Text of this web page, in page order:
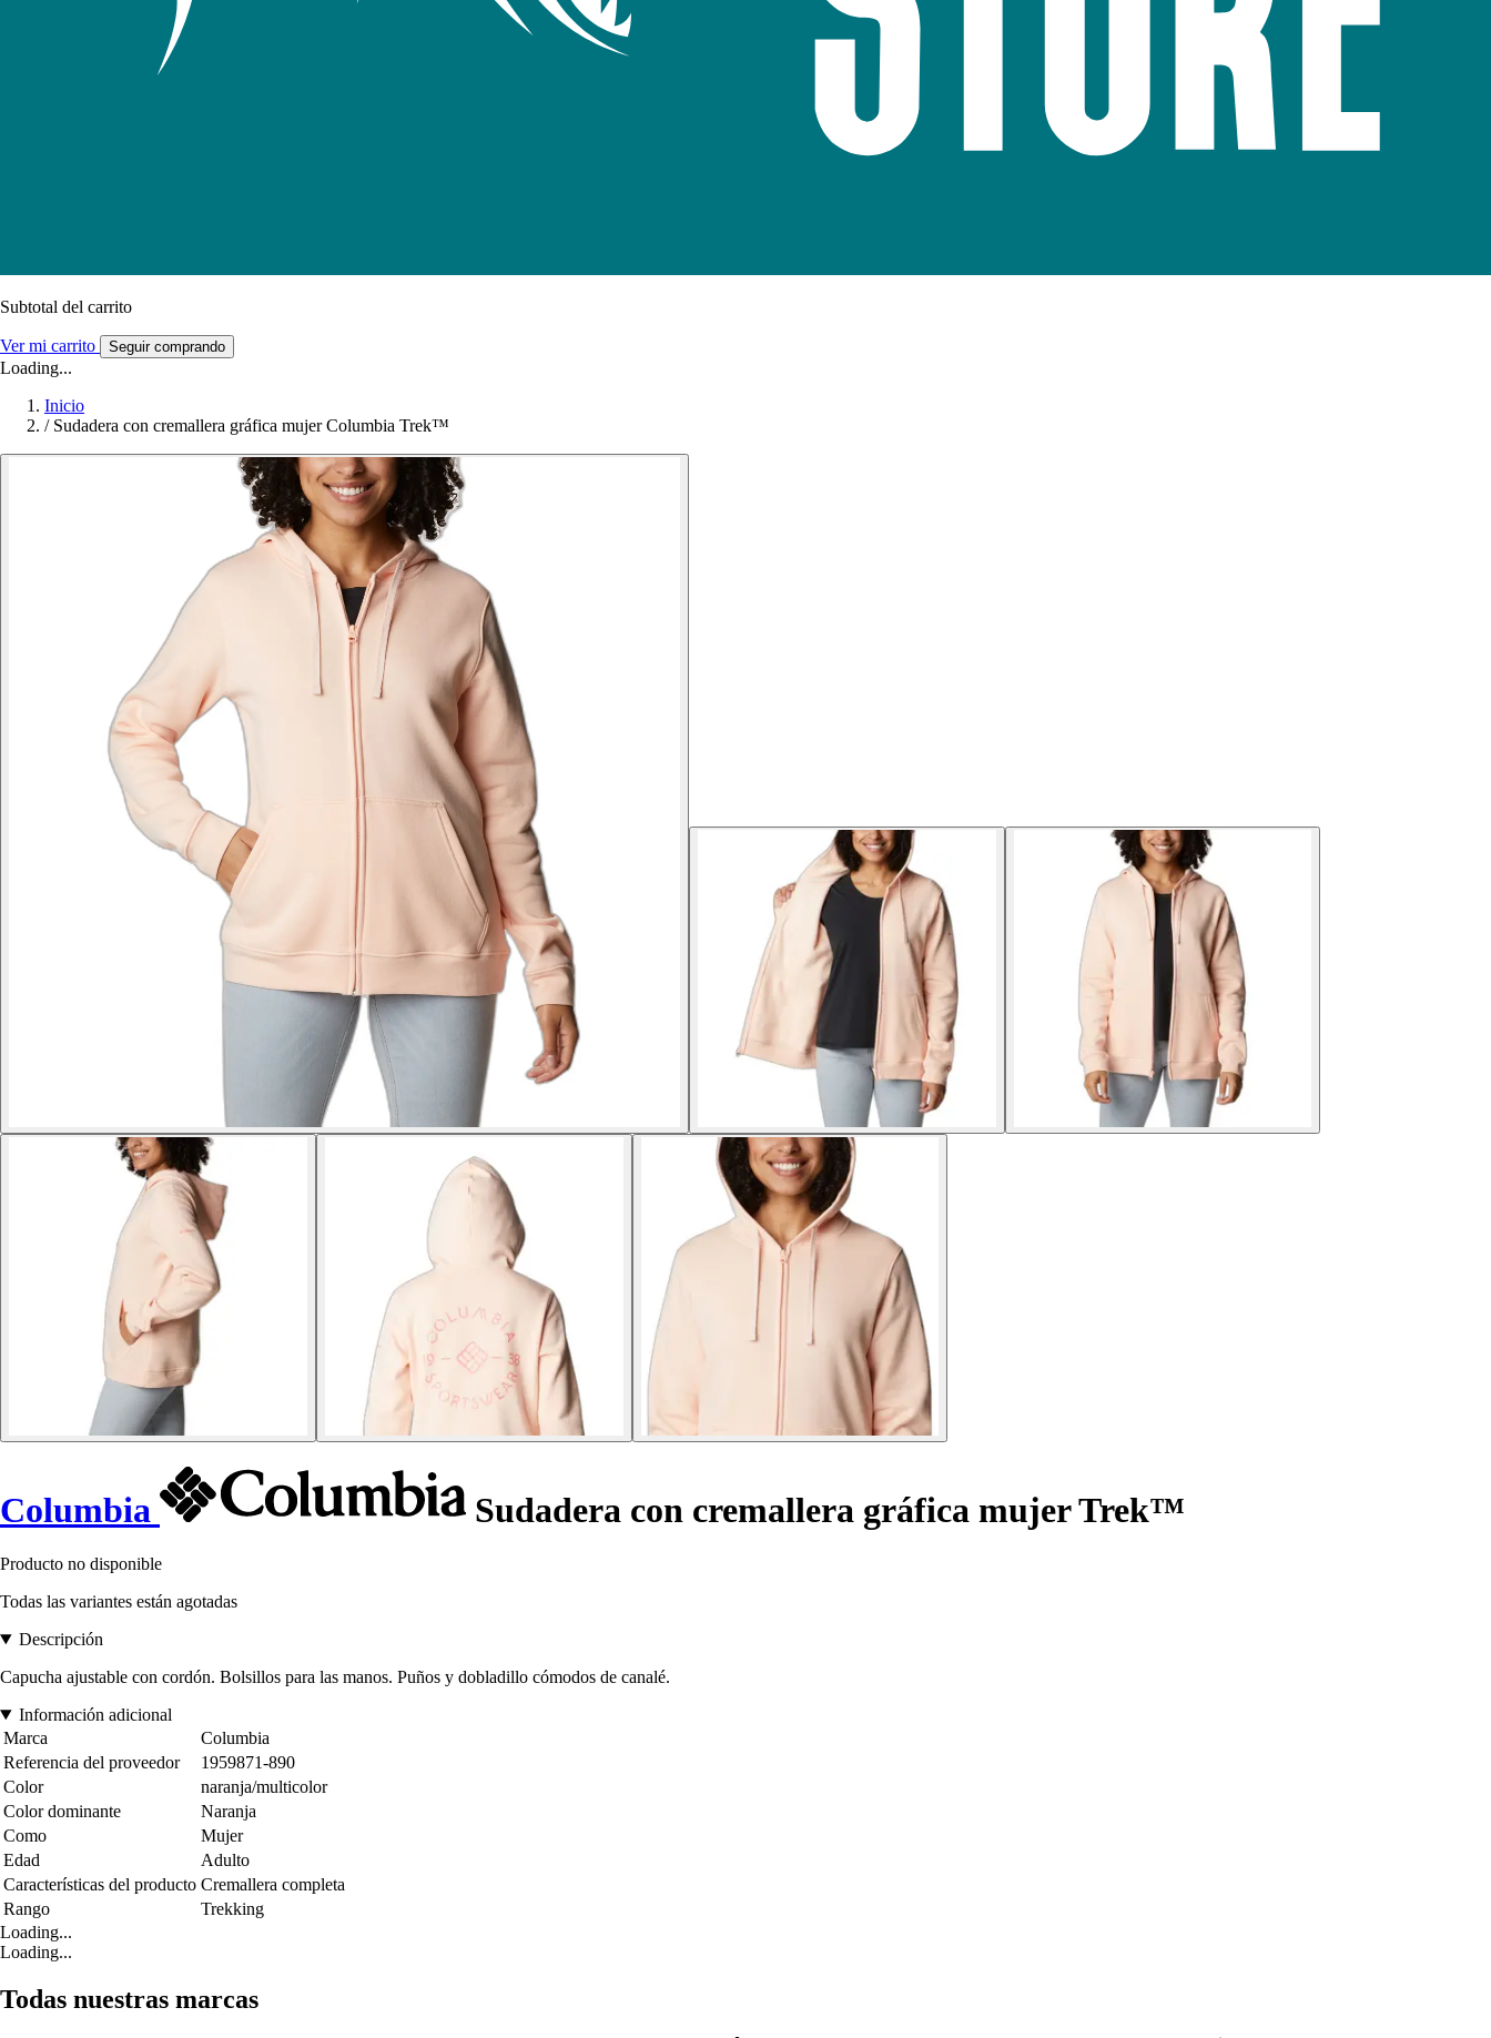
Subtotal del carrito
Ver mi carrito Seguir comprando
Loading...
Inicio
/ Sudadera con cremallera gráfica mujer Columbia Trek™
Columbia Sudadera con cremallera gráfica mujer Trek™
Producto no disponible
Todas las variantes están agotadas
Descripción
Capucha ajustable con cordón. Bolsillos para las manos. Puños y dobladillo cómodos de canalé.
Información adicional
Marca
Columbia
Referencia del proveedor
1959871-890
Color
naranja/multicolor
Color dominante
Naranja
Como
Mujer
Edad
Adulto
Características del producto Cremallera completa
Rango
Trekking
Loading...
Loading...
Todas nuestras marcas